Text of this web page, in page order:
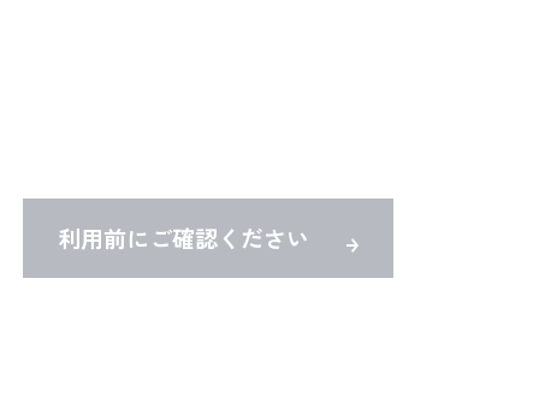
利用前にご確認ください